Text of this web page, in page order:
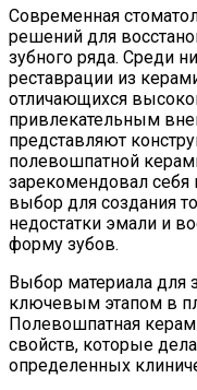
Современная
решений для
зубного ряда. Среди
реставрации из
отличающихся
привлекательным
представляют
полевошпатной
зарекомендовал
выбор для создания
недостатки эмали и
форму зубов.
Выбор материала для
ключевым этапом в
Полевошпатная
свойств, которые
определенных